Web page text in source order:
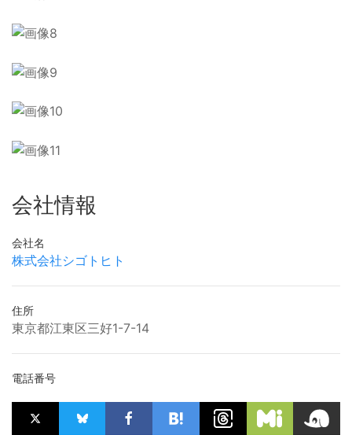
会社情報
会社名
株式会社シゴトヒト
住所
東京都江東区三好1-7-14
電話番号